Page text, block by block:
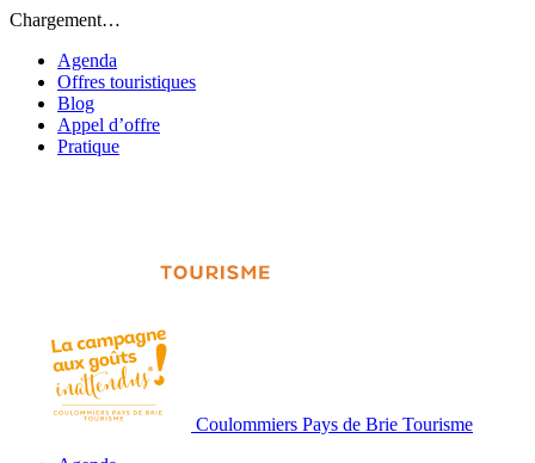
Chargement…
Agenda
Offres touristiques
Blog
Appel d’offre
Pratique
Coulommiers Pays de Brie Tourisme